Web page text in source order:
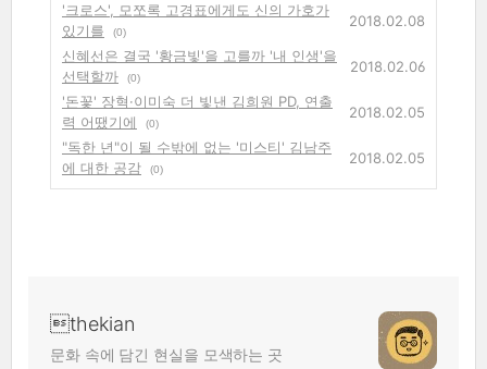
'크로스', 모쪼록 고경표에게도 신의 가호가
있기를
(0)
2018.02.08
신혜선은 결국 '황금빛'을 고를까 '내 인생'을
선택할까
(0)
2018.02.06
'돈꽃' 장혁·이미숙 더 빛낸 김희원 PD, 연출
력 어땠기에
(0)
2018.02.05
"독한 년"이 될 수밖에 없는 '미스티' 김남주
에 대한 공감
(0)
2018.02.05
thekian
문화 속에 담긴 현실을 모색하는 곳